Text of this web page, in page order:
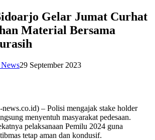
Gelar Jumat Curhat
Material Bersama
29 September 2023
news.co.id) – Polisi mengajak stake holder
menyentuh masyarakat pedesaan.
pelaksanaan Pemilu 2024 guna
tetap aman dan kondusif.